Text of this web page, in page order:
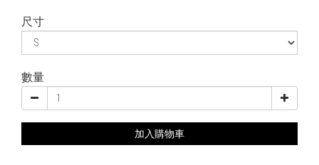
尺寸
數量
加入購物車